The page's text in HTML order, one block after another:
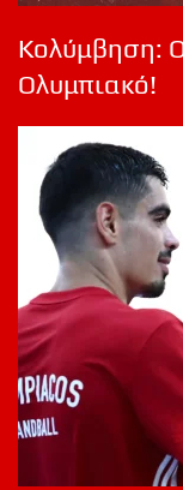
Κολύμβηση:
Ολυμπιακό!